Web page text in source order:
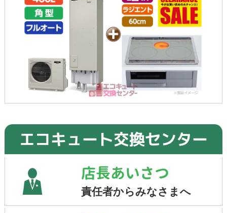
エコキュート交換センター
店長あいさつ
責任者からみなさまへ